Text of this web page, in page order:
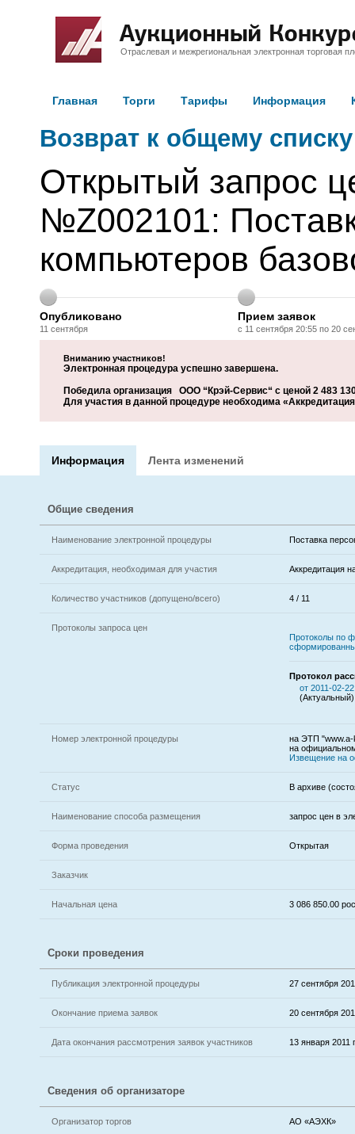
Отраслевая и межрегиональная электронная торговая
Главная Торги Тарифы Информация
Возврат к общему списку
Открытый запрос
№Z002101:
компьютеров
Опубликовано
11 сентября
Прием заявок
с 11 сентября 20:55 по 20
Вниманию участников!
Электронная процедура успешно завершена.
Победила организация ООО “Крэй-Сервис“ с ценой 2 483
Для участия в данной процедуре необходима
Информация Лента изменений
Общие сведения
Наименование электронной процедуры Поставка
Аккредитация, необходимая для участия Аккредитация
Количество участников (допущено/всего) 4 / 11
Протоколы запроса цен
Протоколы по
Протокол
от 2011-02-
(Актуальный)
Номер электронной процедуры
на ЭТП "www.a-
на
Извещение на
Статус В архиве
Наименование способа размещения запрос цен в
Форма проведения Открытая
Заказчик
Начальная цена 3 086 850.00
Сроки проведения
Публикация электронной процедуры 27 сентября
Окончание приема заявок 20 сентября
Дата окончания рассмотрения заявок участников 13 января 2011
Сведения об организаторе
Организатор торгов АО «АЭХК»